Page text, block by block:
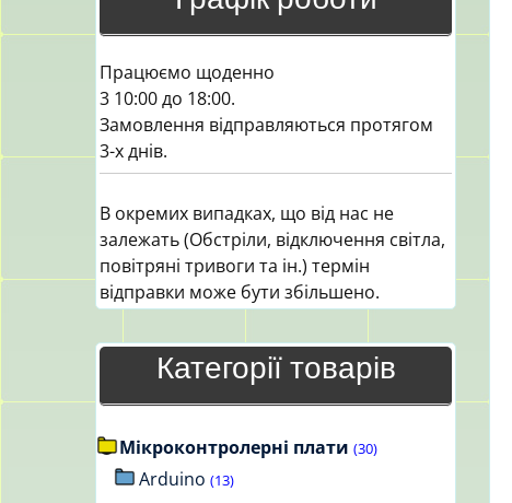
Працюємо щоденно
3 10:00 до 18:00.
Замовлення відправляються протягом
3-х днів.
В окремих випадках, що від нас не
залежать (Обстріли, відключення світла,
повітряні тривоги та ін.) термін
відправки може бути збільшено.
Категорії товарів
Мікроконтролерні плати (30)
Arduino (13)